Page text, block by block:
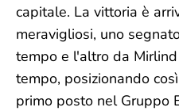
capitale. La vittoria è
meravigliosi, uno
tempo e l'altro da
tempo, posizionando
primo posto nel Gruppo